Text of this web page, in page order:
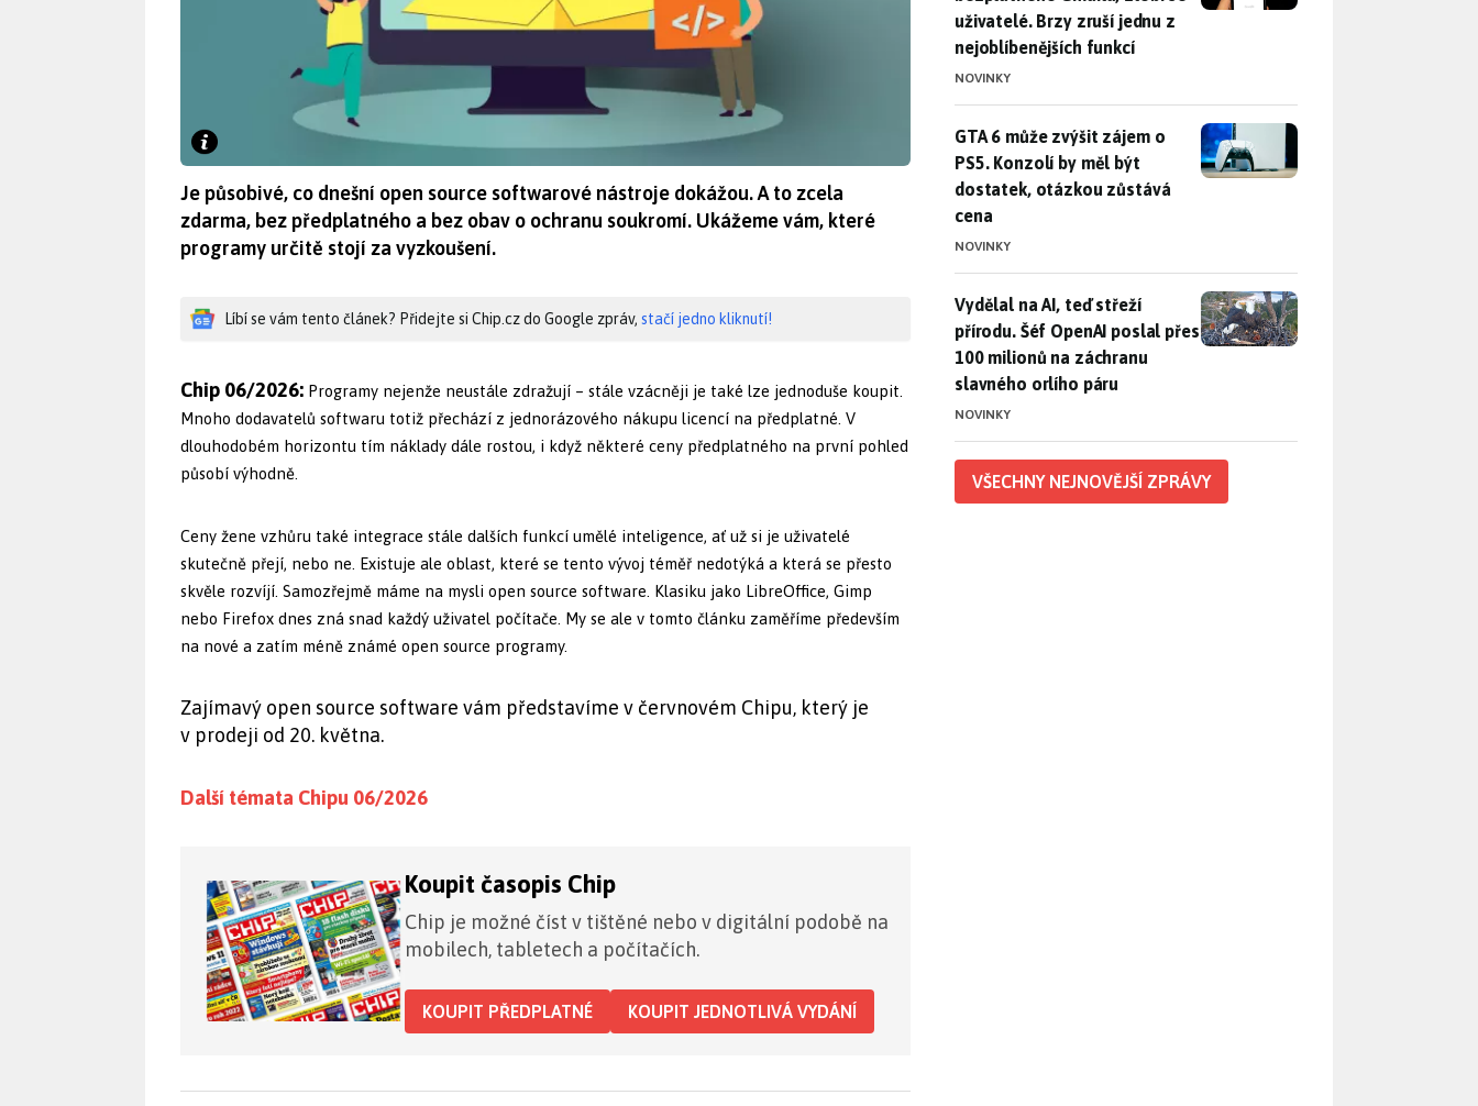
Je působivé, co dnešní open source softwarové nástroje dokážou. A to zcela
zdarma, bez předplatného a bez obav o ochranu soukromí. Ukážeme vám, které
programy určitě stojí za vyzkoušení.
Líbí se vám tento článek? Přidejte si Chip.cz do Google zpráv, stačí jedno kliknutí!
Chip 06/2026: Programy nejenže neustále zdražují – stále vzácněji je také lze jednoduše koupit.
Mnoho dodavatelů softwaru totiž přechází z jednorázového nákupu licencí na předplatné. V
dlouhodobém horizontu tím náklady dále rostou, i když některé ceny předplatného na první pohled
působí výhodně.
Ceny žene vzhůru také integrace stále dalších funkcí umělé inteligence, ať už si je uživatelé
skutečně přejí, nebo ne. Existuje ale oblast, které se tento vývoj téměř nedotýká a která se přesto
skvěle rozvíjí. Samozřejmě máme na mysli open source software. Klasiku jako LibreOffice, Gimp
nebo Firefox dnes zná snad každý uživatel počítače. My se ale v tomto článku zaměříme především
na nové a zatím méně známé open source programy.
Zajímavý open source software vám představíme v červnovém Chipu, který je
v prodeji od 20. května.
Další témata Chipu 06/2026
Koupit časopis Chip
Chip je možné číst v tištěné nebo v digitální podobě na
mobilech, tabletech a počítačích.
KOUPIT PŘEDPLATNÉ KOUPIT JEDNOTLIVÁ VYDÁNÍ
uživatelé. Brzy zruší jednu z
nejoblíbenějších funkcí
NOVINKY
GTA 6 může zvýšit zájem o PS5. Konzolí by měl být dostatek,
GTA 6 může zvýšit zájem o
PS5. Konzolí by měl být
dostatek, otázkou zůstává
cena
NOVINKY
Vydělal na AI, teď střeží přírodu. Šéf OpenAI poslal přes 100
Vydělal na AI, teď střeží
přírodu. Šéf OpenAI poslal přes
100 milionů na záchranu
slavného orlího páru
NOVINKY
VŠECHNY NEJNOVĚJŠÍ ZPRÁVY